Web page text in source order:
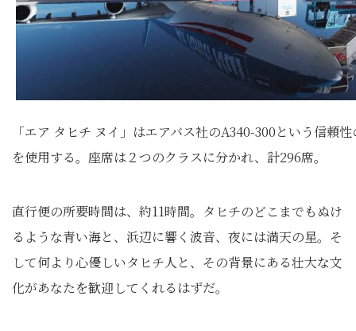
「エア タヒチ ヌイ」はエアバス社のA340-300という信頼
を使用する。座席は２つのクラスに分かれ、計296席。
直行便の所要時間は、約11時間。タヒチのどこまでもぬけ
るような青い海と、浜辺に響く波音、夜には満天の星。そ
して何より心優しいタヒチ人と、その背景にある壮大な文
化があなたを歓迎してくれるはずだ。